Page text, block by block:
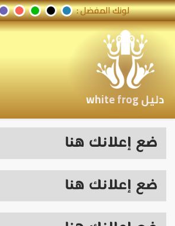
لونك المفضل :
دليل white frog